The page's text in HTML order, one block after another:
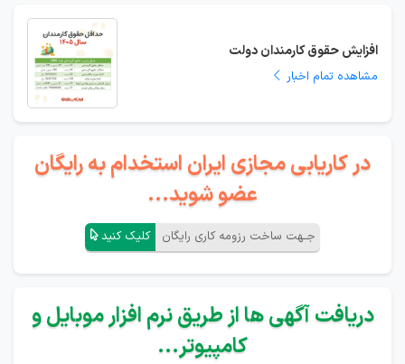
افزایش حقوق کارمندان دولت
مشاهده تمام اخبار
در کاریابی مجازی ایران استخدام به رایگان
عضو شوید...
جـهت ساخت رزومه کاری رایگان کلیک کنید
دریافت آگهی ها از طریق نرم افزار موبایل و
کامپیوتر...